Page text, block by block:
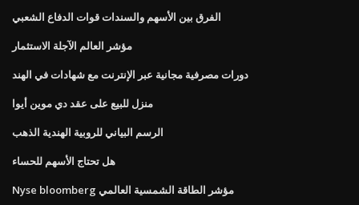
الفرق بين الأسهم والسندات قوات الدفاع الشعبي
مؤشر العالم الآجلة الاستثمار
دورات مصرفية مجانية عبر الإنترنت مع شهادات في الهند
منزل للبيع على عقد دي موين أيوا
الرسم البياني للروبية الهندية الذهب
هل تحتاج الأسهم للحساء
Nyse bloomberg مؤشر الطاقة الشمسية العالمي